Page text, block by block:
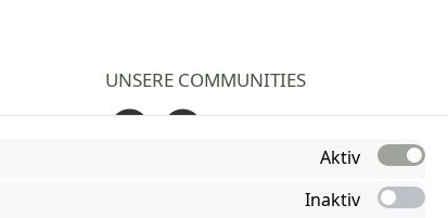
UNSERE COMMUNITIES
Aktiv
Inaktiv